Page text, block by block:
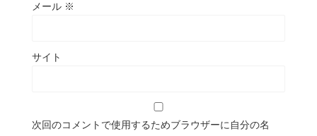
メール ※
サイト
次回のコメントで使用するためブラウザーに自分の名